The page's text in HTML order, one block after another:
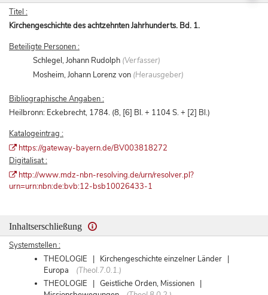
Titel :
Kirchengeschichte des achtzehnten Jahrhunderts. Bd. 1.
Beteiligte Personen :
Schlegel, Johann Rudolph (Verfasser)
Mosheim, Johann Lorenz von (Herausgeber)
Bibliographische Angaben :
Heilbronn: Eckebrecht, 1784. (8, [6] Bl. + 1104 S. + [2] Bl.)
Katalogeintrag :
https://gateway-bayern.de/BV003818272
Digitalisat :
http://www.mdz-nbn-resolving.de/urn/resolver.pl?
urn=urn:nbn:de:bvb:12-bsb10026433-1
Inhaltserschließung
Systemstellen :
THEOLOGIE | Kirchengeschichte einzelner Länder |
Europa
(Theol.7.0.1.)
THEOLOGIE | Geistliche Orden, Missionen |